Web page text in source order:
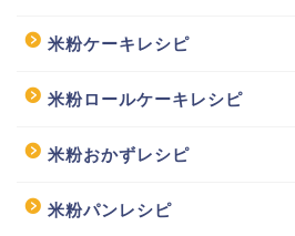
米粉ケーキレシピ
米粉ロールケーキレシピ
米粉おかずレシピ
米粉パンレシピ